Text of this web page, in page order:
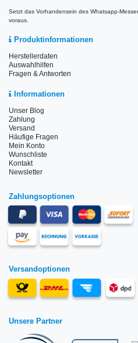
Setzt das Vorhandensein des Whatsapp-
voraus.
Produktinformationen
Herstellerdaten
Auswahlhilfen
Fragen & Antworten
Informationen
Unser Blog
Zahlung
Versand
Häufige Fragen
Mein Konto
Wunschliste
Kontakt
Newsletter
Zahlungsoptionen
Versandoptionen
Unsere Partner